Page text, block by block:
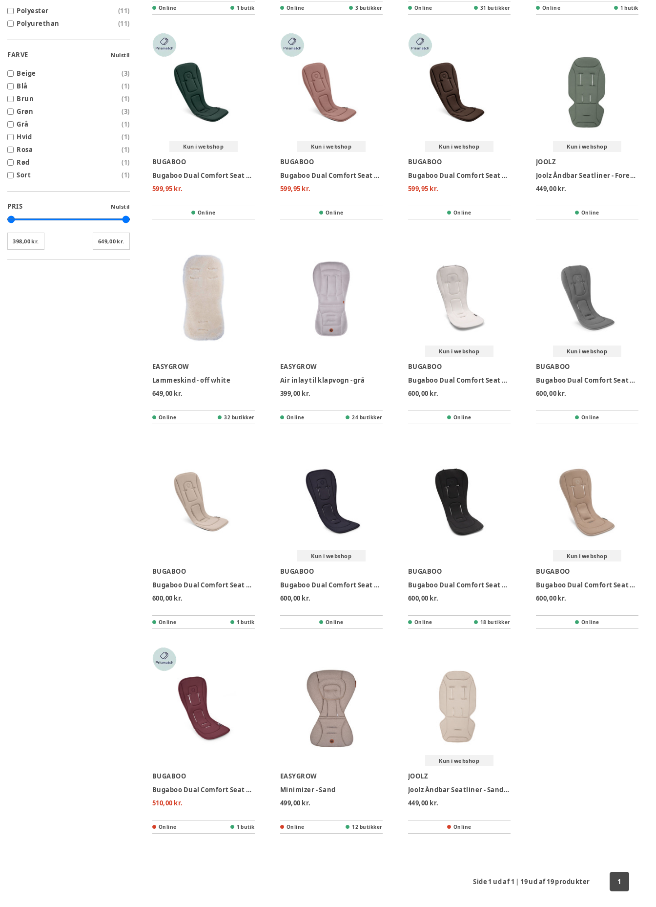
Polyester (11)
Polyurethan
(11)
FARVE Nulstil
Beige (3)
Blå
(1)
Brun
(1)
Grøn
(3)
Grå
(1)
Hvid
(1)
Rosa
(1)
Rød
(1)
Sort
(1)
PRIS Nulstil
398,00 kr. 649,00 kr.
Online 1 butik Online 3 butikker Online 31 butikker Online 1 butik
Kun i webshop
BUGABOO
Bugaboo Dual Comfort Seat Liner - Fern Green
599,95 kr.
Online
Kun i webshop
BUGABOO
Bugaboo Dual Comfort Seat Liner - Dusty Pink
599,95 kr.
Online
Kun i webshop
BUGABOO
Bugaboo Dual Comfort Seat Liner - Cocoa Brown
599,95 kr.
Online
Kun i webshop
JOOLZ
Joolz Åndbar Seatliner - Forest Green
449,00 kr.
Online
EASYGROW
Lammeskind - off white
649,00 kr.
Online 32 butikker
EASYGROW
Air inlay til klapvogn - grå
399,00 kr.
Online 24 butikker
Kun i webshop
BUGABOO
Bugaboo Dual Comfort Seat Liner - Fresh White
600,00 kr.
Online
Kun i webshop
BUGABOO
Bugaboo Dual Comfort Seat Liner - Moon Grey
600,00 kr.
Online
BUGABOO
Bugaboo Dual Comfort Seat Liner - Desert Taupe
600,00 kr.
Online 1 butik
Kun i webshop
BUGABOO
Bugaboo Dual Comfort Seat Liner - Deep Indigo
600,00 kr.
Online
BUGABOO
Bugaboo Dual Comfort Seat Liner - Midnight Black
600,00 kr.
Online 18 butikker
Kun i webshop
BUGABOO
Bugaboo Dual Comfort Seat Liner - Dune Taupe
600,00 kr.
Online
BUGABOO
Bugaboo Dual Comfort Seat Liner - Dark Cherry
510,00 kr.
Online 1 butik
EASYGROW
Minimizer - Sand
499,00 kr.
Online 12 butikker
Kun i webshop
JOOLZ
Joolz Åndbar Seatliner - Sandy Taupe
449,00 kr.
Online
Side 1 ud af1 | 19ud af19produkter 1